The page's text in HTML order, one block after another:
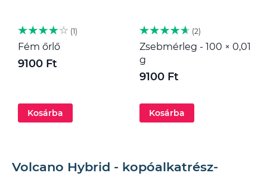
1
Fém őrlő
9100 Ft
Kosárba
2
Zsebmérleg - 100 × 0,01
g
9100 Ft
Kosárba
Volcano Hybrid - kopóalkatrész-